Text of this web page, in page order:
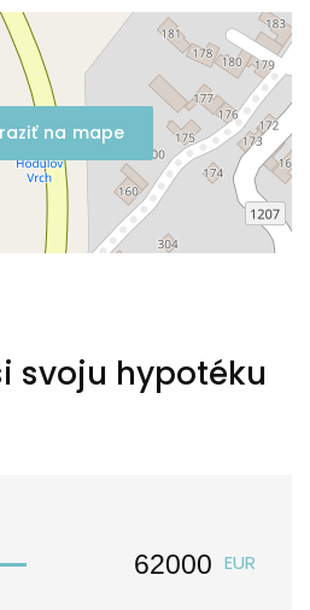
na mape
svoju hypotéku
EUR